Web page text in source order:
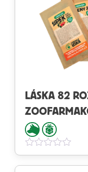
LÁSKA 82
Hodnotenie